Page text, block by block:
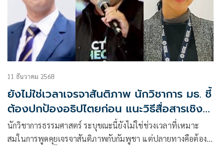
11 ธันวาคม 2568
ยังไม่ใช่เวลาเจรจาสันติภาพ นักวิชาการ มธ. ชี้
ต้องปกป้องอธิปไตยก่อน แนะวิธีสื่อสารเชิง
รุกสู้กัมพูชา
นักวิชาการธรรมศาสตร์ ระบุขณะนี้ยังไม่ใช่ช่วงเวลาที่เหมาะ
สมในการพูดคุยเจรจาสันติภาพกับกัมพูชา แต่ปลายทางคือต้อง